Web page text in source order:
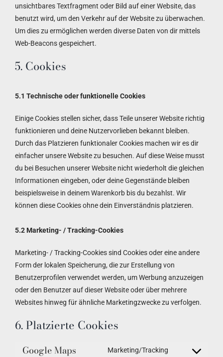
unsichtbares Textfragment oder Bild auf einer Website, das
benutzt wird, um den Verkehr auf der Website zu überwachen.
Um dies zu ermöglichen werden diverse Daten von dir mittels
Web-Beacons gespeichert.
5. Cookies
5.1 Technische oder funktionelle Cookies
Einige Cookies stellen sicher, dass Teile unserer Website richtig
funktionieren und deine Nutzervorlieben bekannt bleiben.
Durch das Platzieren funktionaler Cookies machen wir es dir
einfacher unsere Website zu besuchen. Auf diese Weise musst
du bei Besuchen unserer Website nicht wiederholt die gleichen
Informationen eingeben, oder deine Gegenstände bleiben
beispielsweise in deinem Warenkorb bis du bezahlst. Wir
können diese Cookies ohne dein Einverständnis platzieren.
5.2 Marketing- / Tracking-Cookies
Marketing- / Tracking-Cookies sind Cookies oder eine andere
Form der lokalen Speicherung, die zur Erstellung von
Benutzerprofilen verwendet werden, um Werbung anzuzeigen
oder den Benutzer auf dieser Website oder über mehrere
Websites hinweg für ähnliche Marketingzwecke zu verfolgen.
6. Platzierte Cookies
Google Maps Marketing/Tracking